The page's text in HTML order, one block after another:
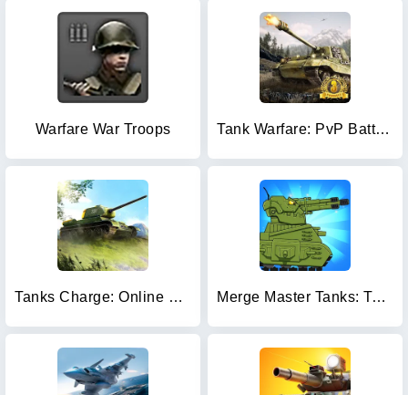
Warfare War Troops Tank Warfare: PvP Battle Game
Tanks Charge: Online PvP Arena Merge Master Tanks: Tank wars